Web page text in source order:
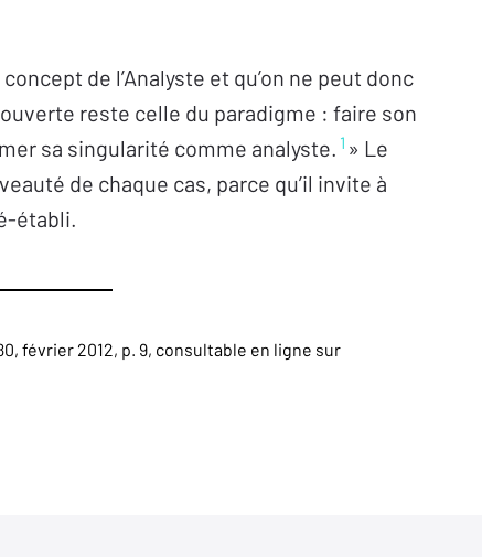
de l’Analyste et qu’on ne peut donc
reste celle du paradigme : faire son
sa singularité comme analyste. 1 » Le
de chaque cas, parce qu’il invite à
établi.
février 2012, p. 9, consultable en ligne sur